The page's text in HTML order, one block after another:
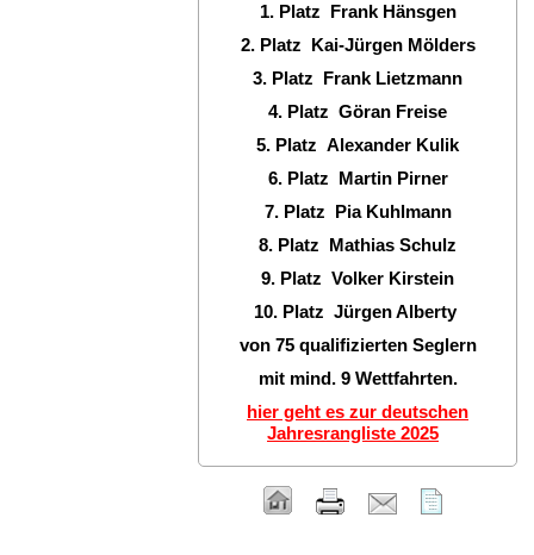
1. Platz Frank Hänsgen
2. Platz Kai-Jürgen Mölders
3. Platz Frank Lietzmann
4. Platz Göran Freise
5. Platz Alexander Kulik
6. Platz Martin Pirner
7. Platz Pia Kuhlmann
8. Platz Mathias Schulz
9. Platz Volker Kirstein
10. Platz Jürgen Alberty
von 75 qualifizierten Seglern
mit mind. 9 Wettfahrten.
hier geht es zur deutschen
Jahresrangliste 2025